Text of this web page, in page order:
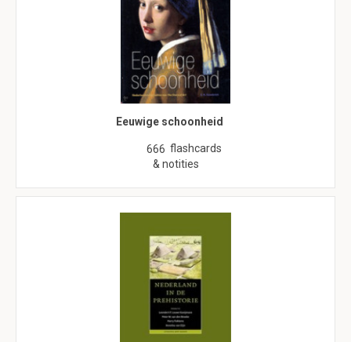
Eeuwige schoonheid
666 flashcards
& notities